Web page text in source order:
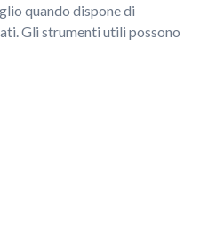
quando dispone di
Gli strumenti utili possono